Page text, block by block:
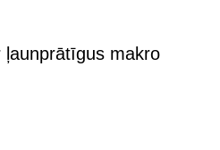
ļaunprātīgus makro